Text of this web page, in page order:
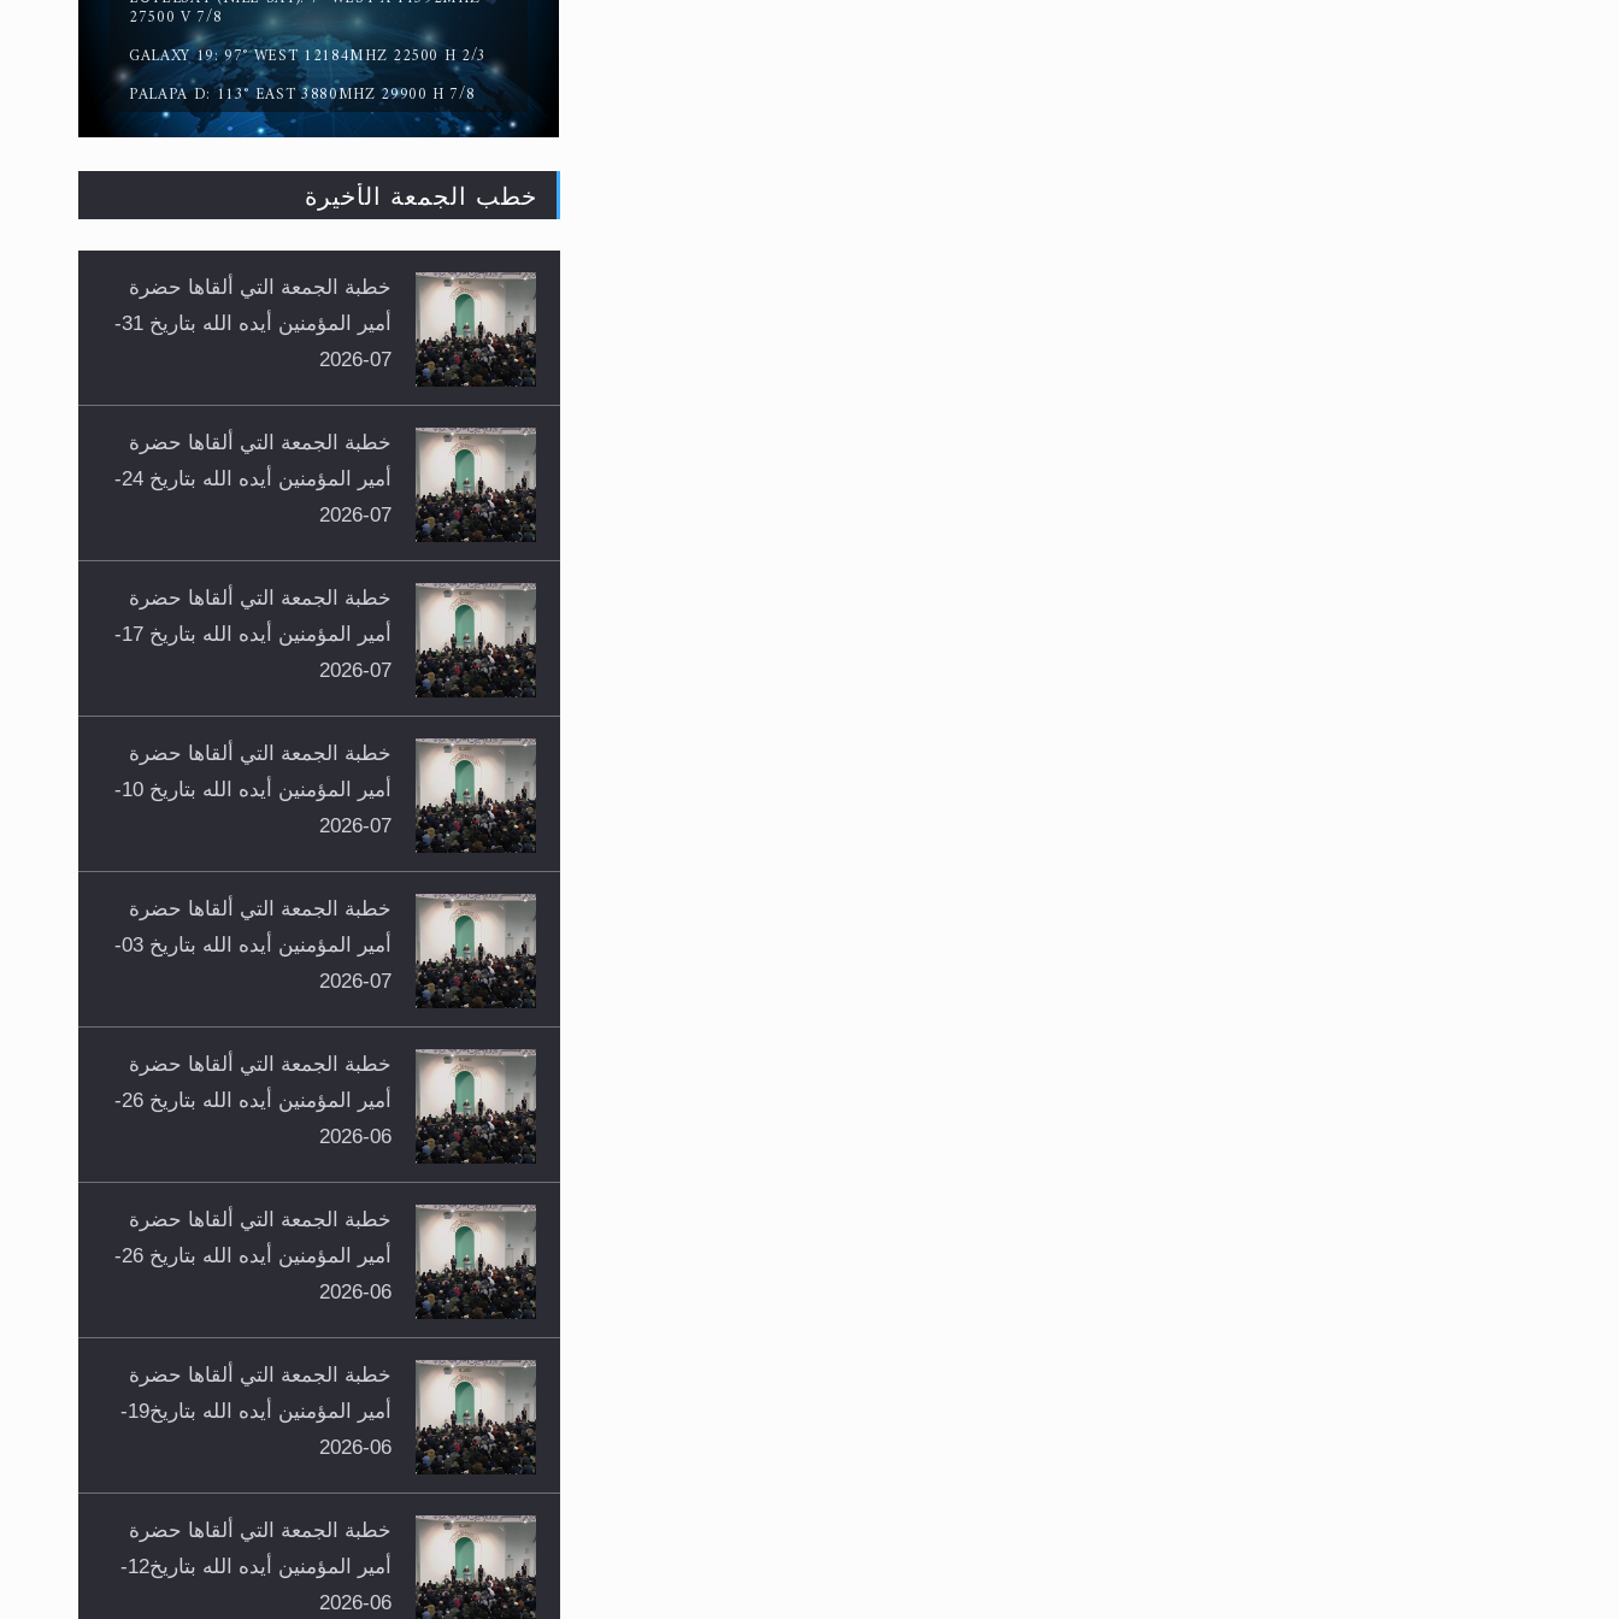
27500 V 7/8
GALAXY 19: 97° WEST 12184MHZ 22500 H 2/3
PALAPA D: 113° EAST 3880MHZ 29900 H 7/8
خطب الجمعة الأخيرة
خطبة الجمعة التي ألقاها حضرة
أمير المؤمنين أيده الله بتاريخ 31-
07-2026
خطبة الجمعة التي ألقاها حضرة
أمير المؤمنين أيده الله بتاريخ 24-
07-2026
خطبة الجمعة التي ألقاها حضرة
أمير المؤمنين أيده الله بتاريخ 17-
07-2026
خطبة الجمعة التي ألقاها حضرة
أمير المؤمنين أيده الله بتاريخ 10-
07-2026
خطبة الجمعة التي ألقاها حضرة
أمير المؤمنين أيده الله بتاريخ 03-
07-2026
خطبة الجمعة التي ألقاها حضرة
أمير المؤمنين أيده الله بتاريخ 26-
06-2026
خطبة الجمعة التي ألقاها حضرة
أمير المؤمنين أيده الله بتاريخ 26-
06-2026
خطبة الجمعة التي ألقاها حضرة
أمير المؤمنين أيده الله بتاريخ19-
06-2026
خطبة الجمعة التي ألقاها حضرة
أمير المؤمنين أيده الله بتاريخ12-
06-2026